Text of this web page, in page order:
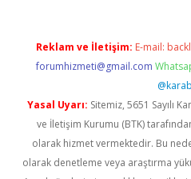
Reklam ve İletişim: E-mail:
forumhizmeti@gmail.com
Yasal Uyarı: Sitemiz, 5651 Sayılı
ve İletişim Kurumu (BTK)
olarak hizmet vermektedir. Bu
olarak denetleme veya araştırma